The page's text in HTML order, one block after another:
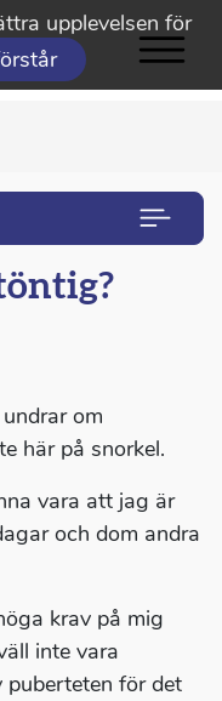
upplevelsen för
om
här på snorkel.
vara att jag är
och dom andra
krav på mig
inte vara
för det